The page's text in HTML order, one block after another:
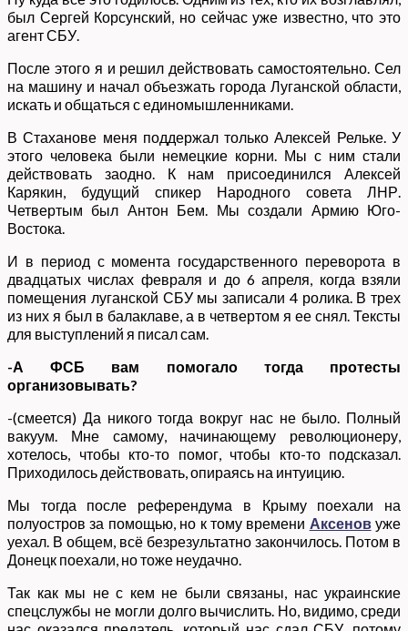
был Сергей Корсунский, но сейчас уже известно, что это
агент СБУ.
После этого я и решил действовать самостоятельно. Сел
на машину и начал объезжать города Луганской области,
искать и общаться с единомышленниками.
В Стаханове меня поддержал только Алексей Рельке. У
этого человека были немецкие корни. Мы с ним стали
действовать заодно. К нам присоединился Алексей
Карякин, будущий спикер Народного совета ЛНР.
Четвертым был Антон Бем. Мы создали Армию Юго-
Востока.
И в период с момента государственного переворота в
двадцатых числах февраля и до 6 апреля, когда взяли
помещения луганской СБУ мы записали 4 ролика. В трех
из них я был в балаклаве, а в четвертом я ее снял. Тексты
для выступлений я писал сам.
-А ФСБ вам помогало тогда протесты
организовывать?
-(смеется) Да никого тогда вокруг нас не было. Полный
вакуум. Мне самому, начинающему революционеру,
хотелось, чтобы кто-то помог, чтобы кто-то подсказал.
Приходилось действовать, опираясь на интуицию.
Мы тогда после референдума в Крыму поехали на
полуостров за помощью, но к тому времени Аксеновуже
уехал. В общем, всё безрезультатно закончилось. Потом в
Донецк поехали, но тоже неудачно.
Так как мы не с кем не были связаны, нас украинские
спецслужбы не могли долго вычислить. Но, видимо, среди